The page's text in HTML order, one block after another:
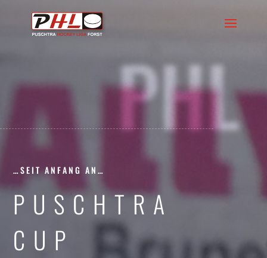
PHL
…SEIT ANFANG AN…
PUSCHTRA
CUP